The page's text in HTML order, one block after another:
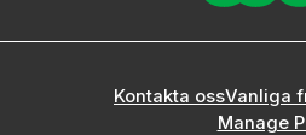
Kontakta ossVanliga
Manage